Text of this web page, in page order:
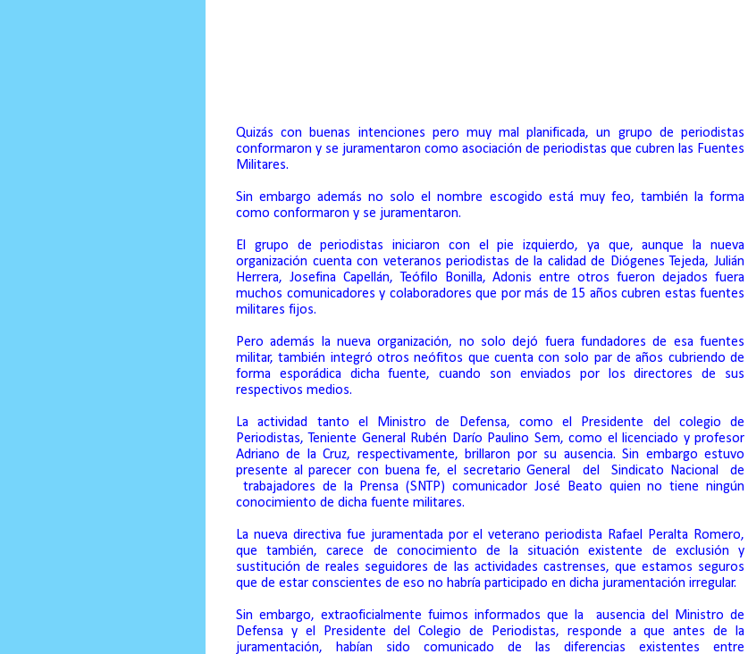
Quizás con buenas intenciones pero muy mal planificada, un grupo de periodistas
conformaron y se juramentaron como asociación de periodistas que cubren las Fuentes
Militares.
Sin embargo además no solo el nombre escogido está muy feo, también la forma
como conformaron y se juramentaron.
El grupo de periodistas iniciaron con el pie izquierdo, ya que, aunque la nueva
organización cuenta con veteranos periodistas de la calidad de Diógenes Tejeda, Julián
Herrera, Josefina Capellán, Teófilo Bonilla, Adonis entre otros fueron dejados fuera
muchos comunicadores y colaboradores que por más de 15 años cubren estas fuentes
militares fijos.
Pero además la nueva organización, no solo dejó fuera fundadores de esa fuentes
militar, también integró otros neófitos que cuenta con solo par de años cubriendo de
forma esporádica dicha fuente, cuando son enviados por los directores de sus
respectivos medios.
La actividad tanto el Ministro de Defensa, como el Presidente del colegio de
Periodistas, Teniente General Rubén Darío Paulino Sem, como el licenciado y profesor
Adriano de la Cruz, respectivamente, brillaron por su ausencia. Sin embargo estuvo
presente al parecer con buena fe, el secretario General
del Sindicato Nacional
de
trabajadores de la Prensa (SNTP) comunicador José Beato quien no tiene ningún
conocimiento de dicha fuente militares.
La nueva directiva fue juramentada por el veterano periodista Rafael Peralta Romero,
que también, carece de conocimiento de la situación existente de exclusión y
sustitución de reales seguidores de las actividades castrenses, que estamos seguros
que de estar conscientes de eso no habría participado en dicha juramentación irregular.
Sin embargo, extraoficialmente fuimos informados que la
ausencia del Ministro de
Defensa y el Presidente del Colegio de Periodistas, responde a que antes de la
juramentación, habían sido comunicado de las diferencias existentes entre